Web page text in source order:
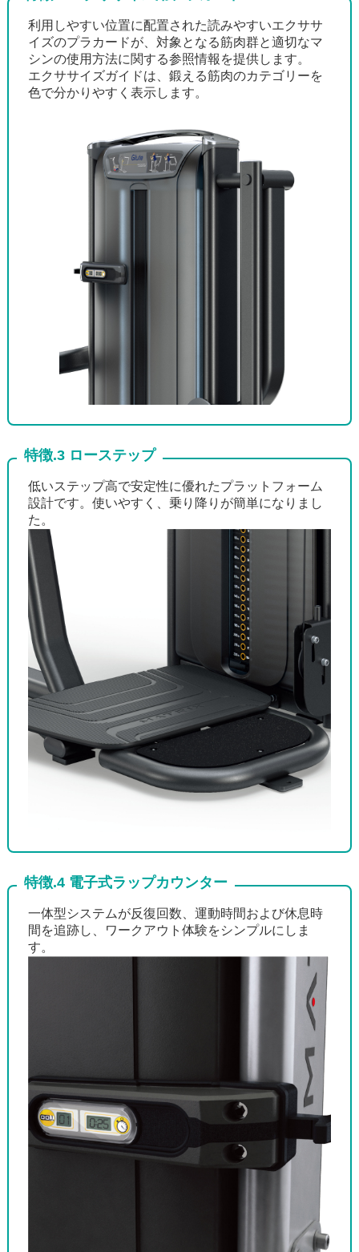
利用しやすい位置に配置された読みやすいエクササ
イズのプラカードが、対象となる筋肉群と適切なマ
シンの使用方法に関する参照情報を提供します。
エクササイズガイドは、鍛える筋肉のカテゴリーを
色で分かりやすく表示します。
特徴.3 ローステップ
低いステップ高で安定性に優れたプラットフォーム
設計です。使いやすく、乗り降りが簡単になりまし
た。
特徴.4 電子式ラップカウンター
一体型システムが反復回数、運動時間および休息時
間を追跡し、ワークアウト体験をシンプルにしま
す。